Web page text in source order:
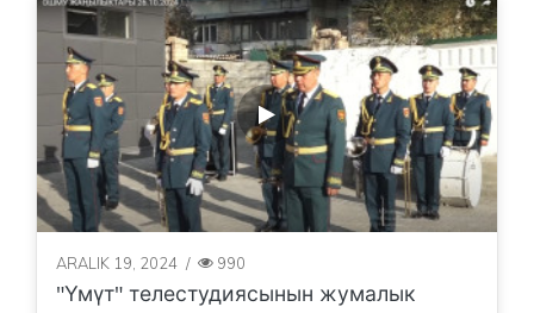
ARALIK 19, 2024 / 990
"Үмүт" телестудиясынын жумалык